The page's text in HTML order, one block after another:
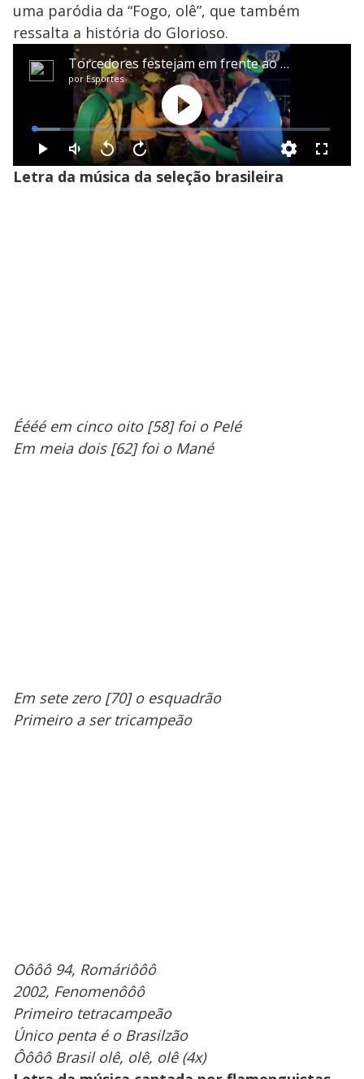
uma paródia da “Fogo, olê”, que também
ressalta a história do Glorioso.
Letra da música da seleção brasileira
Éééé em cinco oito [58] foi o Pelé
Em meia dois [62] foi o Mané
Em sete zero [70] o esquadrão
Primeiro a ser tricampeão
Oôôô 94, Romáriôôô
2002, Fenomenôôô
Primeiro tetracampeão
Único penta é o Brasilzão
Ôôôô Brasil olê, olê, olê (4x)